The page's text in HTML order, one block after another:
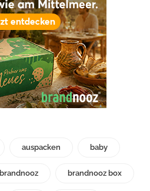
auspacken baby
brandnooz brandnooz box